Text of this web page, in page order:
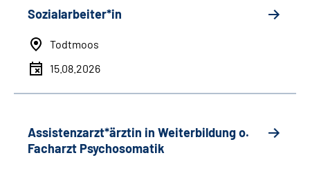
Sozialarbeiter*in
Todtmoos
15.08.2026
Assistenzarzt*ärztin in Weiterbildung o.
Facharzt Psychosomatik